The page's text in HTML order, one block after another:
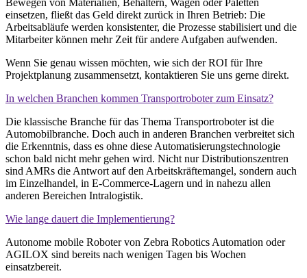
Bewegen von Materialien, Behältern, Wagen oder Paletten
einsetzen, fließt das Geld direkt zurück in Ihren Betrieb: Die
Arbeitsabläufe werden konsistenter, die Prozesse stabilisiert und die
Mitarbeiter können mehr Zeit für andere Aufgaben aufwenden.
Wenn Sie genau wissen möchten, wie sich der ROI für Ihre
Projektplanung zusammensetzt, kontaktieren Sie uns gerne direkt.
In welchen Branchen kommen Transportroboter zum Einsatz?
Die klassische Branche für das Thema Transportroboter ist die
Automobilbranche. Doch auch in anderen Branchen verbreitet sich
die Erkenntnis, dass es ohne diese Automatisierungstechnologie
schon bald nicht mehr gehen wird. Nicht nur Distributionszentren
sind AMRs die Antwort auf den Arbeitskräftemangel, sondern auch
im Einzelhandel, in E-Commerce-Lagern und in nahezu allen
anderen Bereichen Intralogistik.
Wie lange dauert die Implementierung?
Autonome mobile Roboter von Zebra Robotics Automation oder
AGILOX sind bereits nach wenigen Tagen bis Wochen
einsatzbereit.